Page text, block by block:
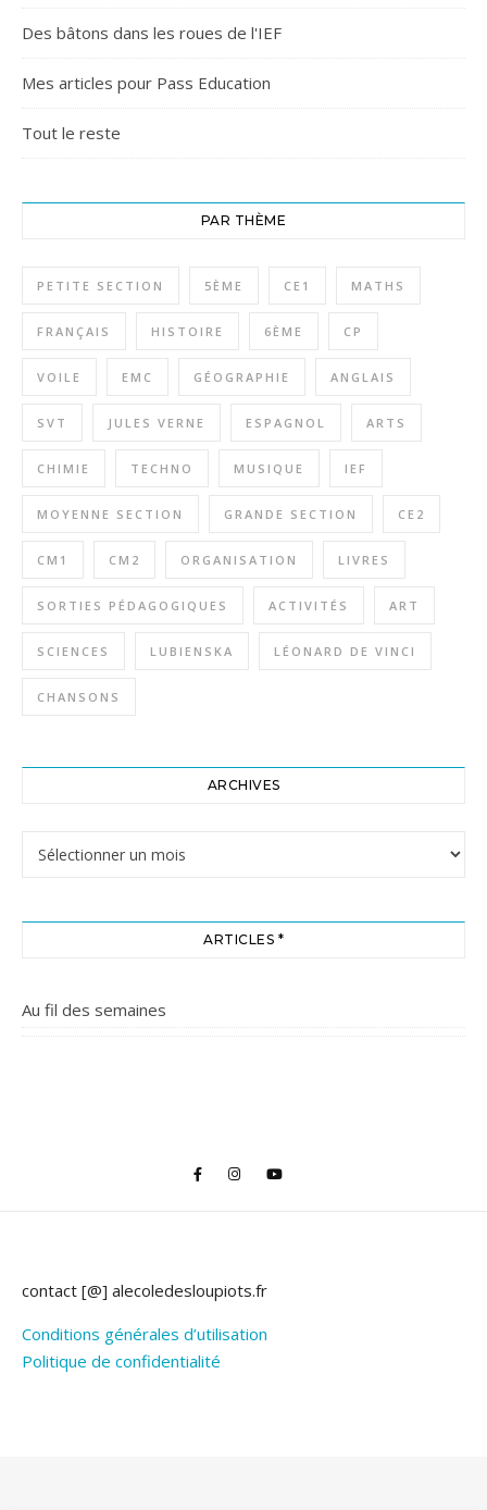
Des bâtons dans les roues de l'IEF
Mes articles pour Pass Education
Tout le reste
PAR THÈME
PETITE SECTION 5ÈME CE1 MATHS
FRANÇAIS HISTOIRE 6ÈME CP
VOILE EMC GÉOGRAPHIE ANGLAIS
SVT JULES VERNE ESPAGNOL ARTS
CHIMIE TECHNO MUSIQUE IEF
MOYENNE SECTION GRANDE SECTION CE2
CM1 CM2 ORGANISATION LIVRES
SORTIES PÉDAGOGIQUES ACTIVITÉS ART
SCIENCES LUBIENSKA LÉONARD DE VINCI
CHANSONS
ARCHIVES
ARTICLES *
Au fil des semaines
contact [@] alecoledesloupiots.fr
Conditions générales d’utilisation
Politique de confidentialité